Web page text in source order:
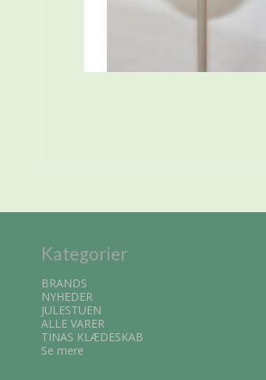
Kategorier
BRANDS
NYHEDER
JULESTUEN
ALLE VARER
TINAS KLÆDESKAB
Se mere